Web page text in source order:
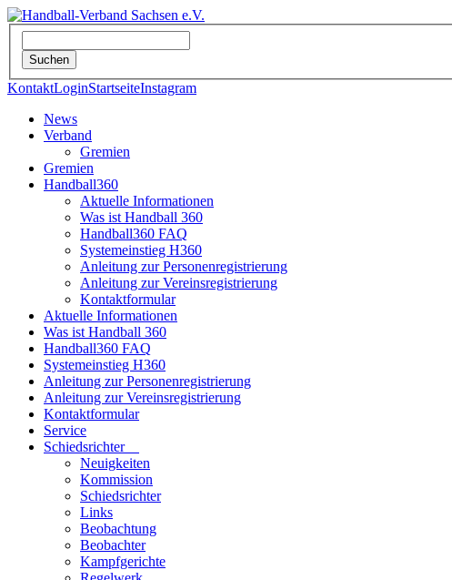
KontaktLoginStartseiteInstagram
News
Verband
Gremien
Gremien
Handball360
Aktuelle Informationen
Was ist Handball 360
Handball360 FAQ
Systemeinstieg H360
Anleitung zur Personenregistrierung
Anleitung zur Vereinsregistrierung
Kontaktformular
Aktuelle Informationen
Was ist Handball 360
Handball360 FAQ
Systemeinstieg H360
Anleitung zur Personenregistrierung
Anleitung zur Vereinsregistrierung
Kontaktformular
Service
Schiedsrichter
Neuigkeiten
Kommission
Schiedsrichter
Links
Beobachtung
Beobachter
Kampfgerichte